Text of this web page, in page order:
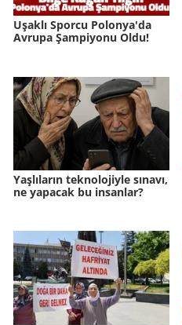
Uşaklı Sporcu Polonya'da
Avrupa Şampiyonu Oldu!
Yaşlıların teknolojiyle sınavı,
ne yapacak bu insanlar?